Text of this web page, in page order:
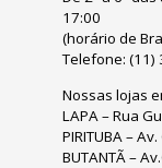
17:00
(horário de
Telefone: (11)
Nossas lojas
LAPA – Rua
PIRITUBA –
BUTANTÃ –